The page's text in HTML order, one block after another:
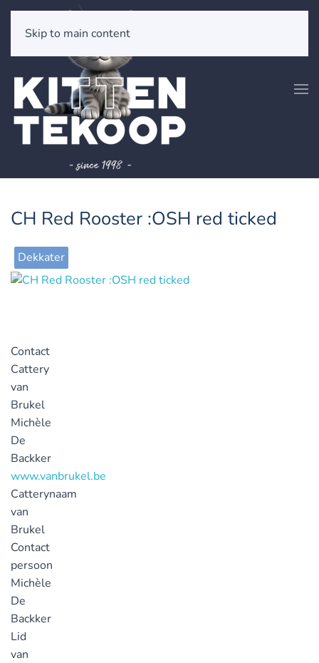
Skip to main content
CH Red Rooster :OSH red ticked
Dekkater
Contact
Cattery
van
Brukel
Michèle
De
Backker
www.vanbrukel.be
Catterynaam
van
Brukel
Contact
persoon
Michèle
De
Backker
Lid
van